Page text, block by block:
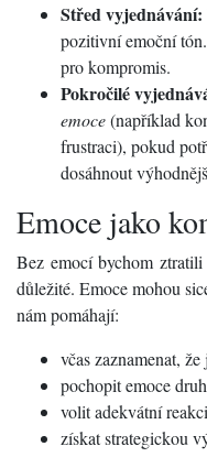
Střed vyjednávání:
pozitivní emoční
pro kompromis.
Pokročilé
emoce(například
frustraci), pokud
dosáhnout
Emoce jako
Bez emocí bychom
důležité. Emoce mohou
nám pomáhají:
včas zaznamenat,
pochopit emoce
volit adekvátní
získat strategickou